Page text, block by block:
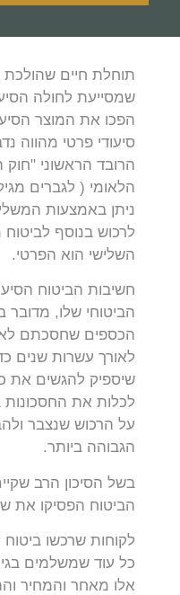
תוחלת חיים
שמסייעת לחולה
הפכו את המוצר
סיעודי פרטי מהווה
הרובד הראשוני "חוק
ניתן באמצעות
לרכוש בנוסף
השלישי הוא הפרטי.
חשיבות הביטוח
הביטוחי שלו, מדובר
הכספים שחסכתם
לאורך עשרות שנים
שיספיק להגשים את
לכלות את החסכונות
על הרכוש שנצבר
הגבוהה ביותר.
בשל הסיכון הרב
הביטוח הפסיקו את
לקוחות שרכשו
כל עוד שמשלמים
אלו מאחר והמחיר